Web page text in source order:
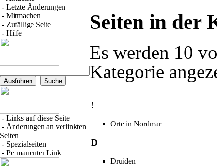
- Letzte Änderungen
- Mitmachen
- Zufällige Seite
- Hilfe
- Links auf diese Seite
- Änderungen an verlinkten
Seiten
- Spezialseiten
- Permanenter Link
Seiten in der
Es werden 10
Kategorie
!
Orte in Nordmar
D
Druiden